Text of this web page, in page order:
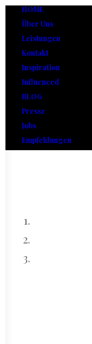
HOME
Über Uns
Leistungen
Kontakt
Inspiration
Influenced
BLOG
Presse
Jobs
Empfehlungen